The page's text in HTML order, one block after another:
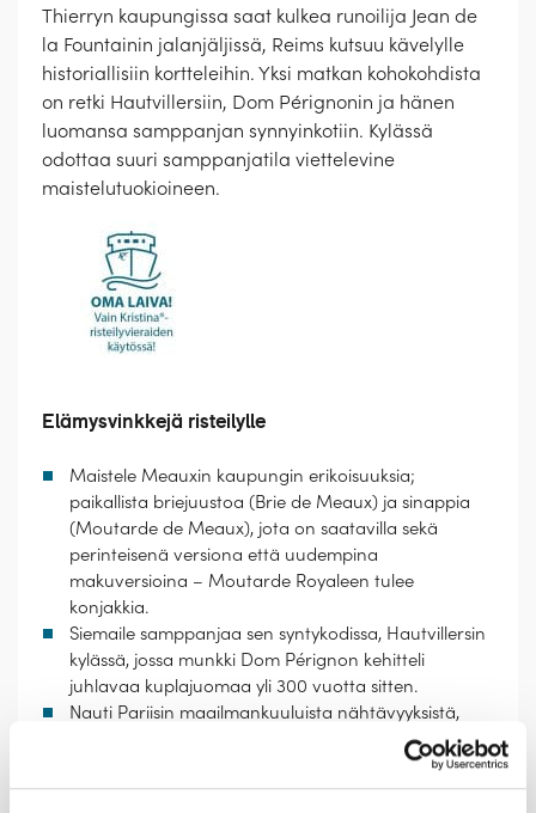
Thierryn kaupungissa saat kulkea runoilija Jean de
la Fountainin jalanjäljissä, Reims kutsuu kävelylle
historiallisiin kortteleihin. Yksi matkan kohokohdista
on retki Hautvillersiin, Dom Pérignonin ja hänen
luomansa samppanjan synnyinkotiin. Kylässä
odottaa suuri samppanjatila viettelevine
maistelutuokioineen.
Elämysvinkkejä risteilylle
Maistele Meauxin kaupungin erikoisuuksia;
paikallista briejuustoa (Brie de Meaux) ja sinappia
(Moutarde de Meaux), jota on saatavilla sekä
perinteisenä versiona että uudempina
makuversioina – Moutarde Royaleen tulee
konjakkia.
Siemaile samppanjaa sen syntykodissa, Hautvillersin
kylässä, jossa munkki Dom Pérignon kehitteli
juhlavaa kuplajuomaa yli 300 vuotta sitten.
Nauti Pariisin maailmankuuluista nähtävyyksistä,
tunnelmasta, joka on parhaimmillaan pienillä
kävelykujilla.